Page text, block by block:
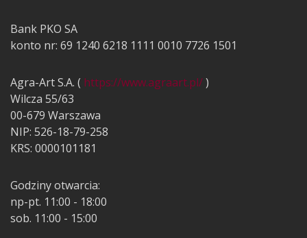
Bank PKO SA
konto nr: 69 1240 6218 1111 0010 7726 1501
Agra-Art S.A. ( https://www.agraart.pl/)
Wilcza 55/63
00-679 Warszawa
NIP: 526-18-79-258
KRS: 0000101181
Godziny otwarcia:
np-pt. 11:00 - 18:00
sob. 11:00 - 15:00